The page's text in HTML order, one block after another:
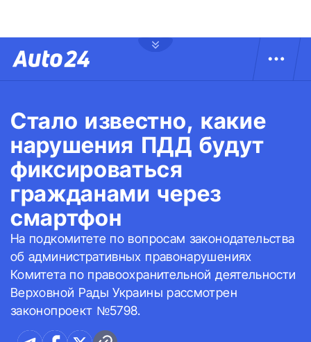
Стало известно, какие
нарушения ПДД будут
фиксироваться
гражданами через
смартфон
На подкомитете по вопросам законодательства
об административных правонарушениях
Комитета по правоохранительной деятельности
Верховной Рады Украины рассмотрен
законопроект №5798.